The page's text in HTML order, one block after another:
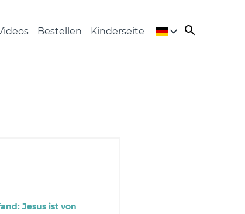
Bestellen Kinderseite
Jesus ist von